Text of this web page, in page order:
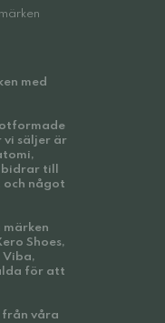
med
vi säljer är
till
och något
Shoes,
Viba,
för att
från våra